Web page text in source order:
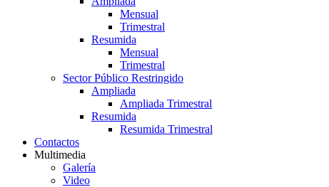
Mensual
Trimestral
Resumida
Mensual
Trimestral
Sector Público Restringido
Ampliada
Ampliada Trimestral
Resumida
Resumida Trimestral
Contactos
Multimedia
Galería
Video